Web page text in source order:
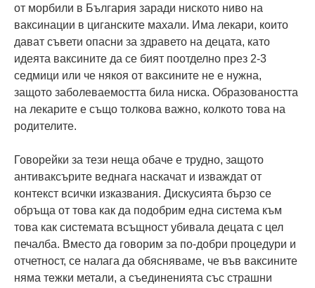
от морбили в България заради ниското ниво на
ваксинации в циганските махали. Има лекари, които
дават съвети опасни за здравето на децата, като
идеята ваксините да се бият поотделно през 2-3
седмици или че някоя от ваксините не е нужна,
защото заболеваемостта била ниска. Образоваността
на лекарите е също толкова важно, колкото това на
родителите.
Говорейки за тези неща обаче е трудно, защото
антиваксърите веднага наскачат и изваждат от
контекст всички изказвания. Дискусията бързо се
обръща от това как да подобрим една система към
това как системата всъщност убивала децата с цел
печалба. Вместо да говорим за по-добри процедури и
отчетност, се налага да обясняваме, че във ваксините
няма тежки метали, а съединенията със страшни